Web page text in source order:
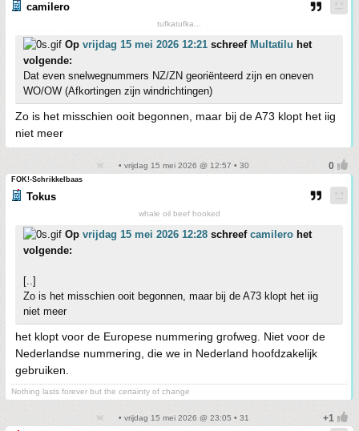
camilero
tufkatufka...
Op vrijdag 15 mei 2026 12:21 schreef Multatilu het
volgende:
Dat even snelwegnummers NZ/ZN georiënteerd zijn en oneven
WO/OW (Afkortingen zijn windrichtingen)
Zo is het misschien ooit begonnen, maar bij de A73 klopt het iig
niet meer
• vrijdag 15 mei 2026 @ 12:57 • 30
FOK!-Schrikkelbaas
Tokus
whale oil beef hooked
Op vrijdag 15 mei 2026 12:28 schreef camilero het
volgende:
[..]
Zo is het misschien ooit begonnen, maar bij de A73 klopt het iig
niet meer
het klopt voor de Europese nummering grofweg. Niet voor de
Nederlandse nummering, die we in Nederland hoofdzakelijk
gebruiken.
Nothing lasts forever but the certainty of change
• vrijdag 15 mei 2026 @ 23:05 • 31